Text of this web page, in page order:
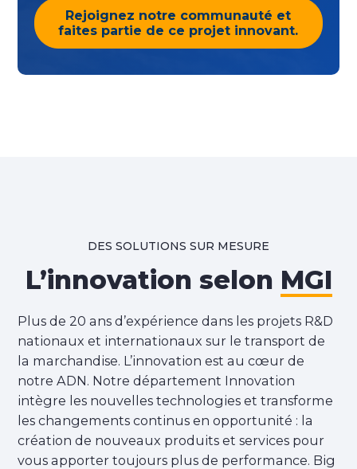
Rejoignez notre communauté et
faites partie de ce projet innovant.
DES SOLUTIONS SUR MESURE
L’innovation selon MGI
Plus de 20 ans d’expérience dans les projets R&D
nationaux et internationaux sur le transport de
la marchandise. L’innovation est au cœur de
notre ADN. Notre département Innovation
intègre les nouvelles technologies et transforme
les changements continus en opportunité : la
création de nouveaux produits et services pour
vous apporter toujours plus de performance. Big